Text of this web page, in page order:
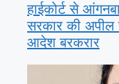
हाईकोर्ट से
सरकार की अपील
आदेश बरकरार